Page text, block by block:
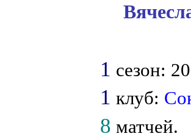
1 сезон:
1 клуб:
8 матчей.